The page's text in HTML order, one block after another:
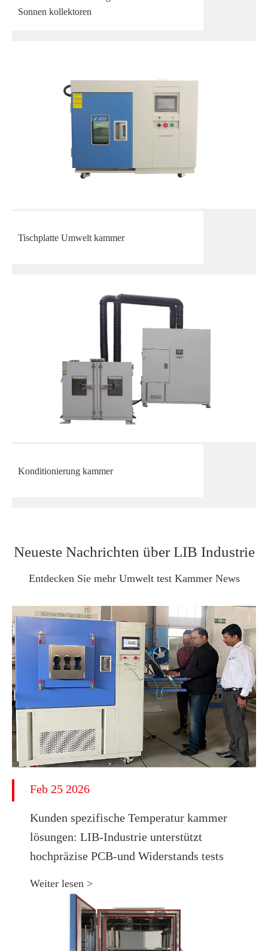
Sonnen kollektoren
Tischplatte Umwelt kammer
Konditionierung kammer
Neueste Nachrichten über LIB Industrie
Entdecken Sie mehr Umwelt test Kammer News
Feb 25 2026
Kunden spezifische Temperatur kammer
lösungen: LIB-Industrie unterstützt
hochpräzise PCB-und Widerstands tests
Weiter lesen >